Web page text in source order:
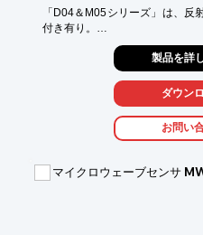
「D04＆M05シリーズ」は、反
付き有り。
外付けアンプ不要なため狭い空
「0507＆C12シリーズ」は、
自動化などに適した製品となっ
ご要望の際はお気軽にお問い合
【D04＆M05シリーズ 利点】
■多くの条件にも適合
製品を詳
ダウン
お問い
マイクロウェーブセンサ